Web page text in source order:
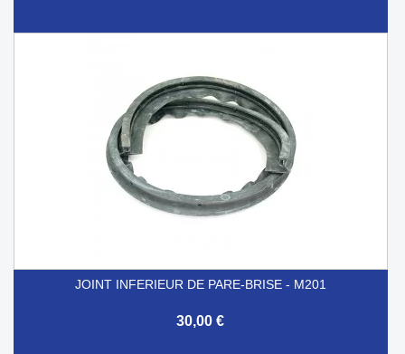
JOINT INFERIEUR DE PARE-BRISE - M201
30,00 €